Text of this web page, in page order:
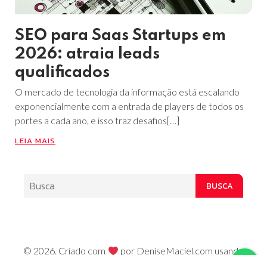
BUSCA
SEO para Saas Startups em
2026: atraia leads
qualificados
O mercado de tecnologia da informação está escalando
exponencialmente com a entrada de players de todos os
portes a cada ano, e isso traz desafios[…]
LEIA MAIS
© 2026. Criado com por DeniseMaciel.com usando